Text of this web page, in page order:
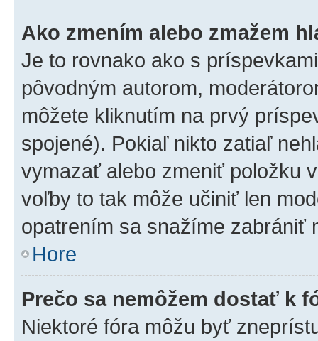
Ako zmením alebo zmažem
Je to rovnako ako s
pôvodným autorom,
môžete kliknutím na prvý
spojené). Pokiaľ nikto zatiaľ
vymazať alebo zmeniť položku
voľby to tak môže učiniť len
opatrením sa snažíme zabrániť
Hore
Prečo sa nemôžem dostať k
Niektoré fóra môžu byť